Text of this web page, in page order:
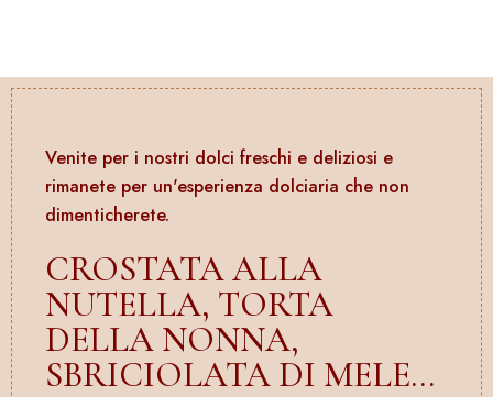
Venite per i nostri dolci freschi e deliziosi e
rimanete per un'esperienza dolciaria che non
dimenticherete.
CROSTATA ALLA
NUTELLA, TORTA
DELLA NONNA,
SBRICIOLATA DI MELE...